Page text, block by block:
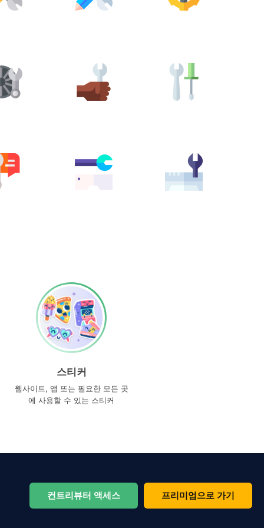
스티커
웹사이트, 앱 또는 필요한 모든 곳
에 사용할 수 있는 스티커
컨트리뷰터 액세스 프리미엄으로 가기